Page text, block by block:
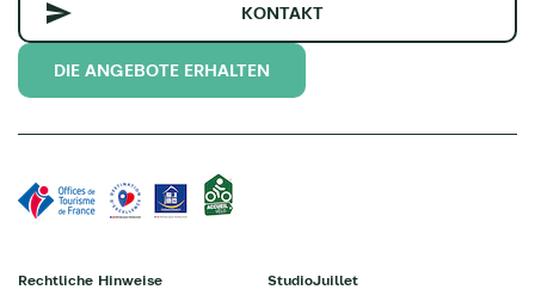
KONTAKT
DIE ANGEBOTE ERHALTEN
Rechtliche Hinweise StudioJuillet